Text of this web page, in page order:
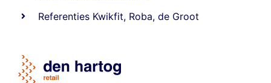
Referenties Kwikfit, Roba,de Groot